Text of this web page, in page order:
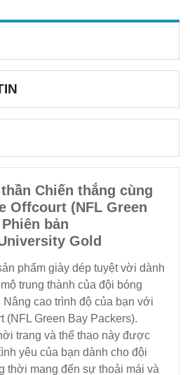
Chiến thắng cùng
Offcourt (NFL Green
bản
Gold
phẩm giày dép tuyệt vời dành
trung thành của đội bóng
Nâng cao trình độ của bạn với
(NFL Green Bay Packers).
trang và thể thao này được
yêu của bạn dành cho đội
thời mang đến sự thoải mái và